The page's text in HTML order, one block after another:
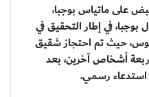
على ماتياس بوجبا،
في إطار التحقيق في
حيث تم احتجاز شقيق
أشخاص آخرين، بعد
استدعاء رسمي.